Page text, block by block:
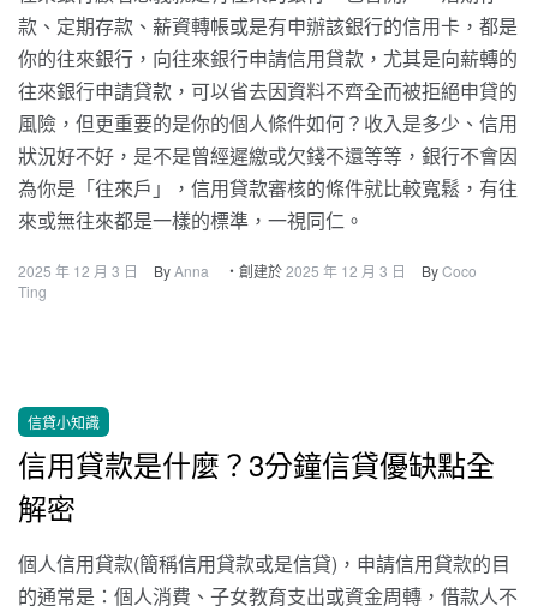
款、定期存款、薪資轉帳或是有申辦該銀行的信用卡，都是
你的往來銀行，向往來銀行申請信用貸款，尤其是向薪轉的
往來銀行申請貸款，可以省去因資料不齊全而被拒絕申貸的
風險，但更重要的是你的個人條件如何？收入是多少、信用
狀況好不好，是不是曾經遲繳或欠錢不還等等，銀行不會因
為你是「往來戶」，信用貸款審核的條件就比較寬鬆，有往
來或無往來都是一樣的標準，一視同仁。
2025 年 12 月 3 日 ByAnna ・創建於2025 年 12 月 3 日 ByCoco
Ting
信貸小知識
信用貸款是什麼？3分鐘信貸優缺點全
解密
個人信用貸款(簡稱信用貸款或是信貸)，申請信用貸款的目
的通常是：個人消費、子女教育支出或資金周轉，借款人不